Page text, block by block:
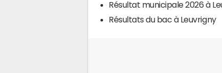
Résultat municipale 2026 à
Résultats du bac à Leuvrigny